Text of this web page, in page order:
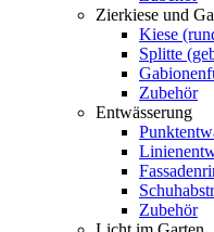
Zierkiese und
Kiese
Splitte
Zubehör
Entwässerung
Zubehör